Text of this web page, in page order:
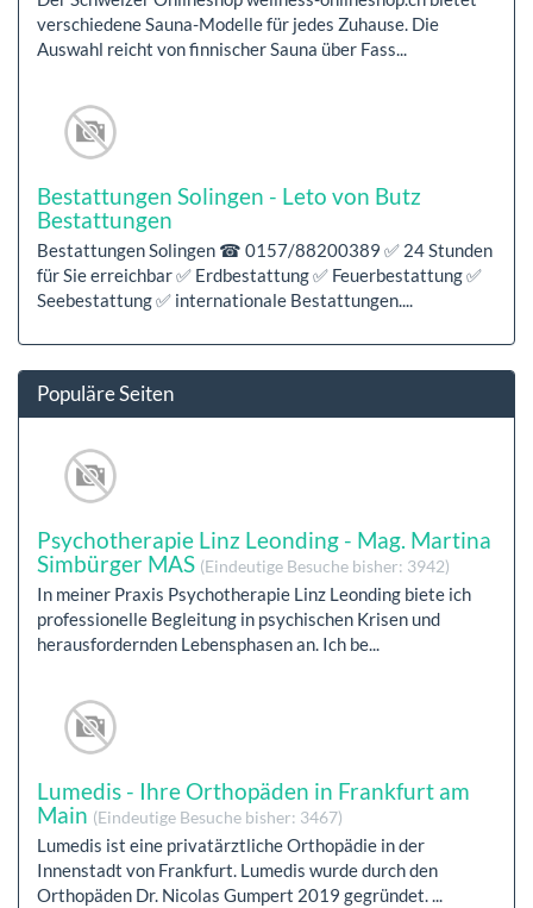
verschiedene Sauna-Modelle für jedes Zuhause. Die
Auswahl reicht von finnischer Sauna über Fass...
Bestattungen Solingen - Leto von Butz
Bestattungen
Bestattungen Solingen ☎ 0157/88200389 ✅ 24 Stunden
für Sie erreichbar ✅ Erdbestattung ✅ Feuerbestattung ✅
Seebestattung ✅ internationale Bestattungen....
Populäre Seiten
Psychotherapie Linz Leonding - Mag. Martina
Simbürger MAS (Eindeutige Besuche bisher: 3942)
In meiner Praxis Psychotherapie Linz Leonding biete ich
professionelle Begleitung in psychischen Krisen und
herausfordernden Lebensphasen an. Ich be...
Lumedis - Ihre Orthopäden in Frankfurt am
Main (Eindeutige Besuche bisher: 3467)
Lumedis ist eine privatärztliche Orthopädie in der
Innenstadt von Frankfurt. Lumedis wurde durch den
Orthopäden Dr. Nicolas Gumpert 2019 gegründet. ...